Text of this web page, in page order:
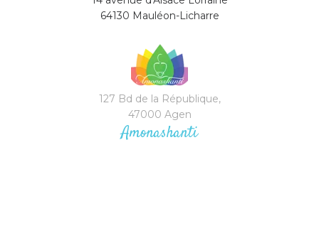
64130 Mauléon-Licharre
127 Bd de la République,
47000 Agen
Amonashanti